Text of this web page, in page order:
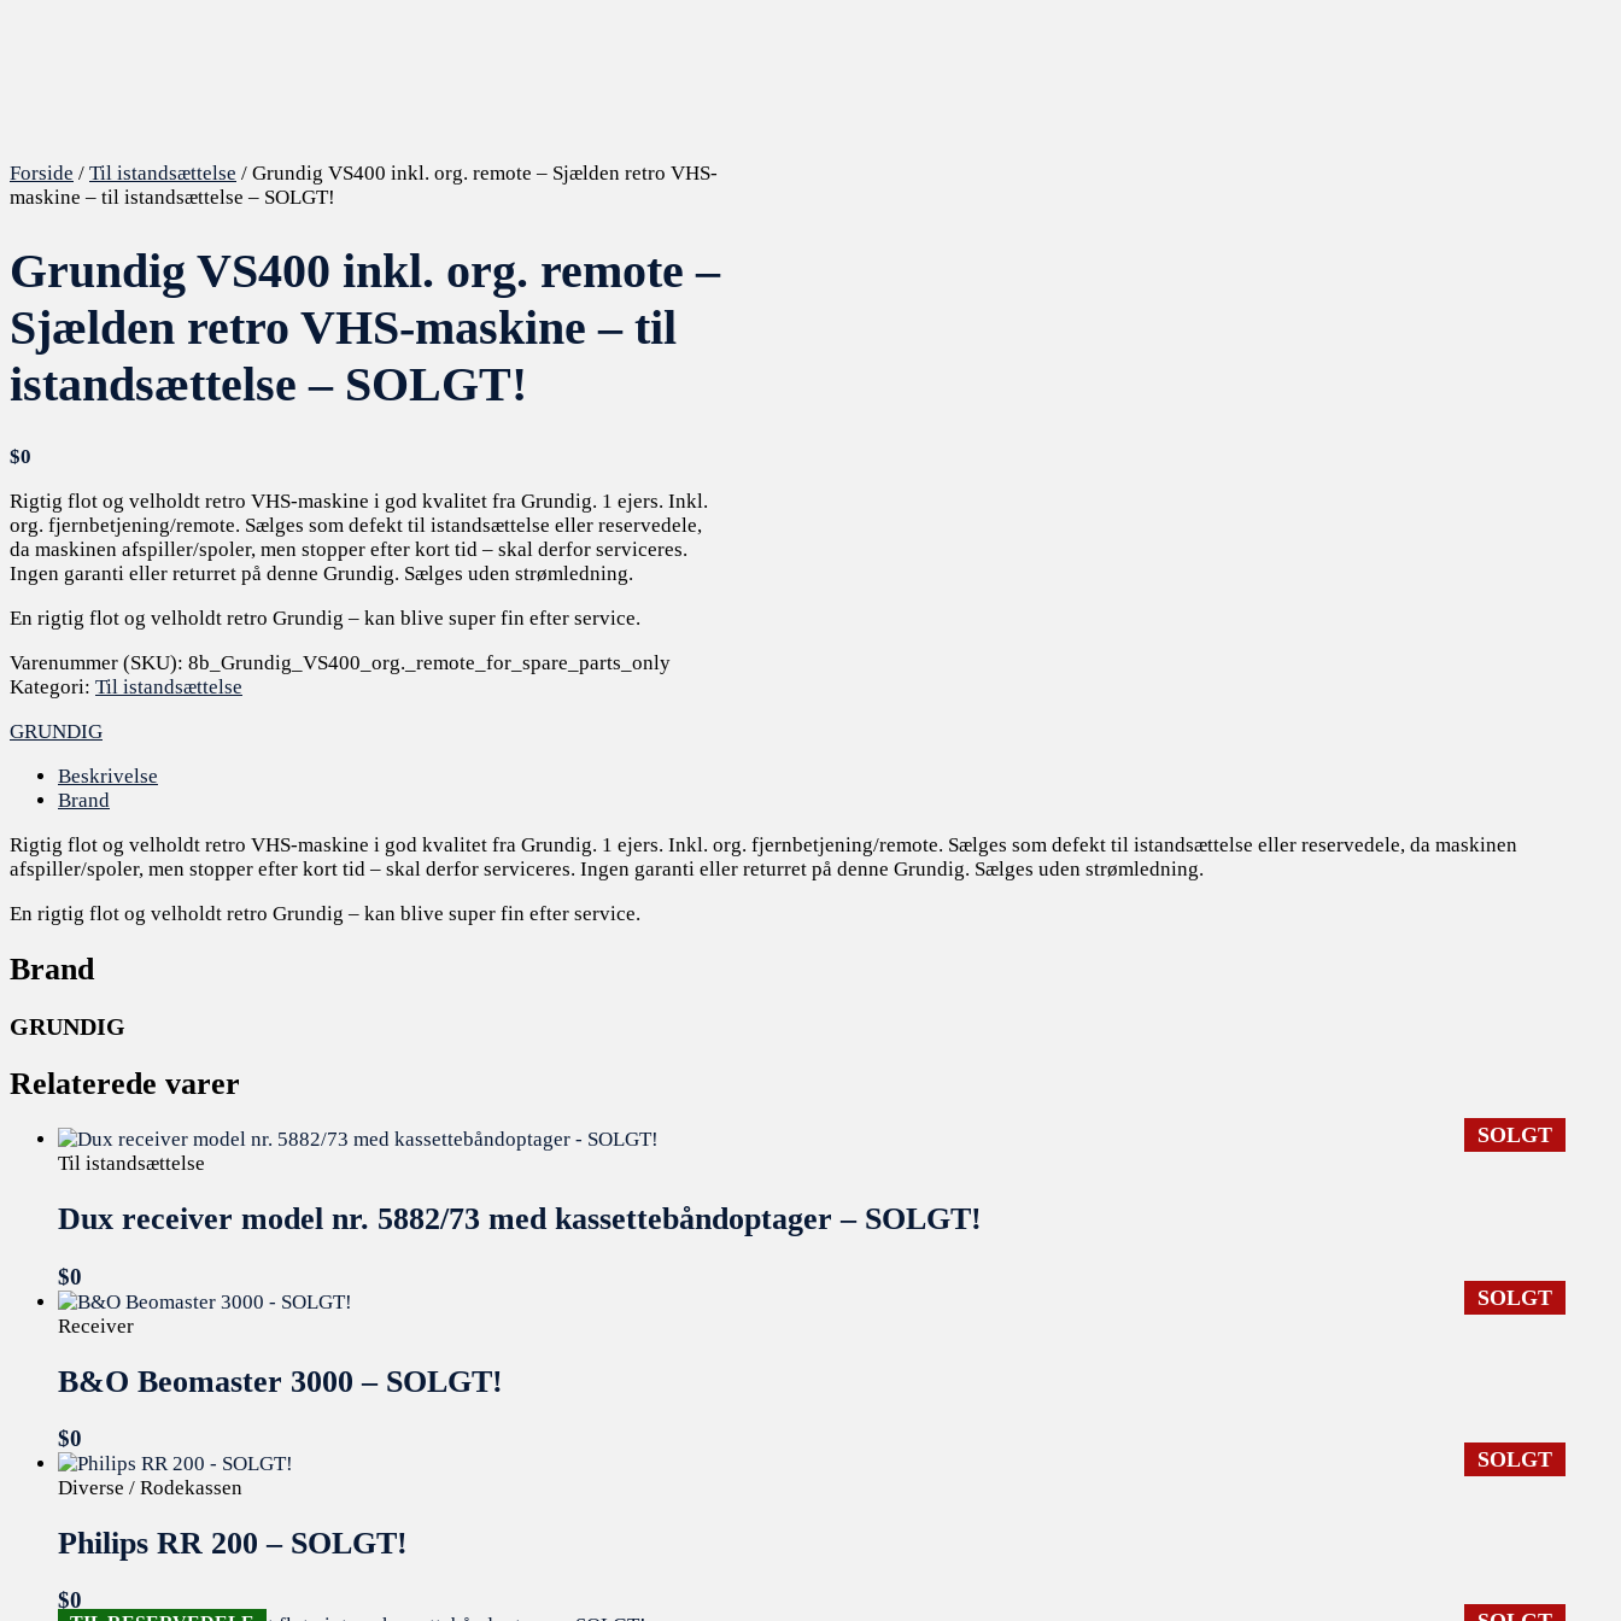
Forside / Til istandsættelse / Grundig VS400 inkl. org. remote – Sjælden retro VHS-
maskine – til istandsættelse – SOLGT!
Grundig VS400 inkl. org. remote –
Sjælden retro VHS-maskine – til
istandsættelse – SOLGT!
$0
Rigtig flot og velholdt retro VHS-maskine i god kvalitet fra Grundig. 1 ejers. Inkl.
org. fjernbetjening/remote. Sælges som defekt til istandsættelse eller reservedele,
da maskinen afspiller/spoler, men stopper efter kort tid – skal derfor serviceres.
Ingen garanti eller returret på denne Grundig. Sælges uden strømledning.
En rigtig flot og velholdt retro Grundig – kan blive super fin efter service.
Varenummer (SKU): 8b_Grundig_VS400_org._remote_for_spare_parts_only
Kategori: Til istandsættelse
GRUNDIG
Beskrivelse
Brand
Rigtig flot og velholdt retro VHS-maskine i god kvalitet fra Grundig. 1 ejers. Inkl. org. fjernbetjening/remote. Sælges som defekt til istandsættelse eller reservedele, da maskinen
afspiller/spoler, men stopper efter kort tid – skal derfor serviceres. Ingen garanti eller returret på denne Grundig. Sælges uden strømledning.
En rigtig flot og velholdt retro Grundig – kan blive super fin efter service.
Brand
GRUNDIG
Relaterede varer
SOLGT
Til istandsættelse
Dux receiver model nr. 5882/73 med kassettebåndoptager – SOLGT!
$0
SOLGT
Receiver
B&O Beomaster 3000 – SOLGT!
$0
SOLGT
Diverse / Rodekassen
Philips RR 200 – SOLGT!
$0